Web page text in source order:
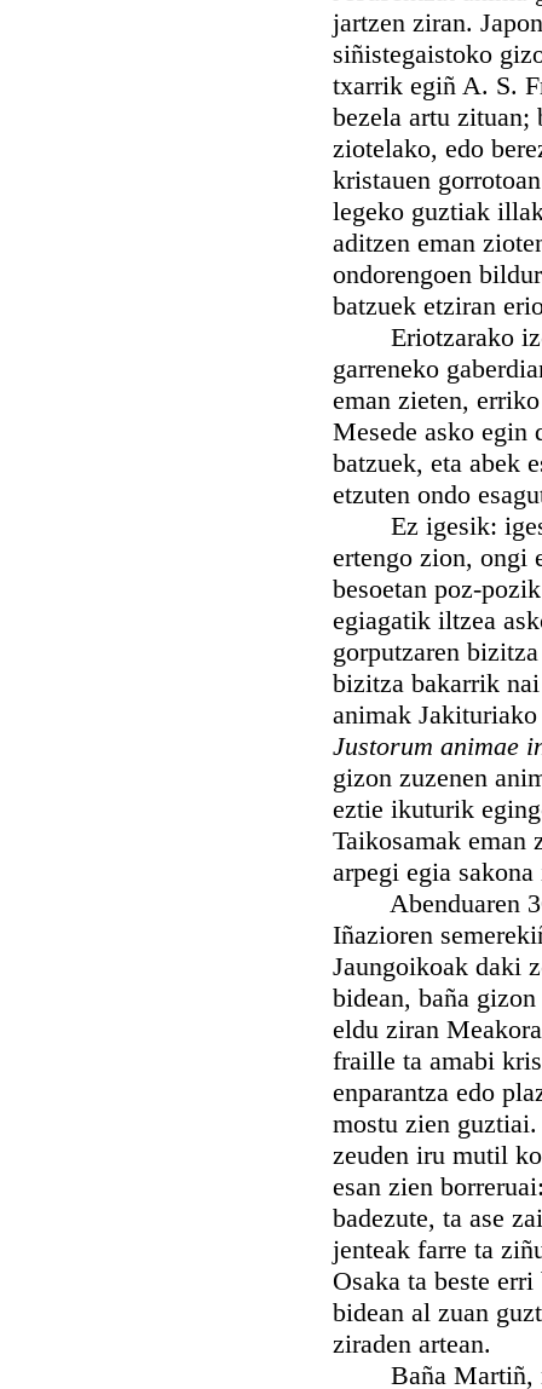
jartzen ziran.
siñistegaistoko
txarrik egiñ A. S.
bezela artu zituan;
ziotelako, edo
kristauen
legeko guztiak
aditzen eman
ondorengoen
batzuek etziran
Eriotzarako
garreneko
eman zieten,
Mesede asko egin
batzuek, eta abek
etzuten ondo
Ez igesik: iges
ertengo zion, ongi
besoetan poz-
egiagatik iltzea
gorputzaren
bizitza bakarrik
animak
Justorum animae
gizon zuzenen
eztie ikuturik
Taikosamak eman
arpegi egia
Abenduaren 30-
Iñazioren
Jaungoikoak daki
bidean, baña
eldu ziran
fraille ta amabi
enparantza edo
mostu zien
zeuden iru mutil
esan zien
badezute, ta ase
jenteak farre ta
Osaka ta beste
bidean al zuan
ziraden artean.
Baña Martiñ,